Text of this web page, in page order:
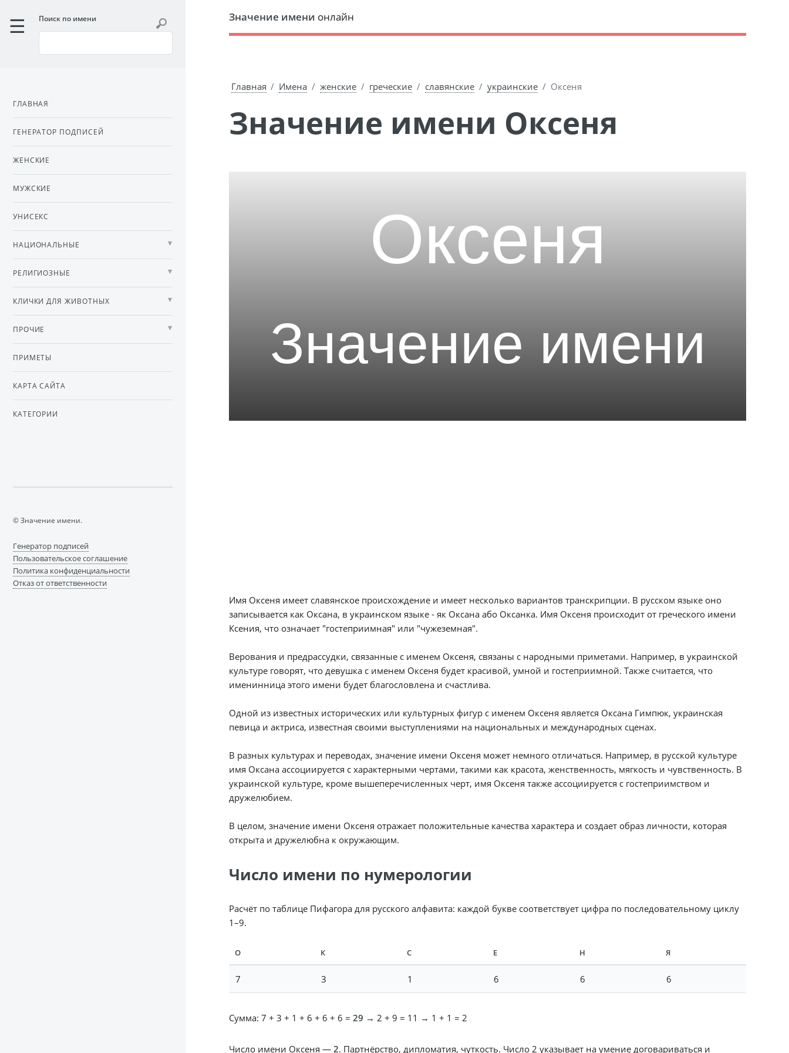
Значение имени онлайн
Главная Имена женские греческие славянские украинские Оксеня
Значение имени Оксеня
Имя Оксеня имеет славянское происхождение и имеет несколько вариантов транскрипции. В русском языке оно
записывается как Оксана, в украинском языке - як Оксана або Оксанка. Имя Оксеня происходит от греческого имени
Ксения, что означает "гостеприимная" или "чужеземная".
Верования и предрассудки, связанные с именем Оксеня, связаны с народными приметами. Например, в украинской
культуре говорят, что девушка с именем Оксеня будет красивой, умной и гостеприимной. Также считается, что
именинница этого имени будет благословлена и счастлива.
Одной из известных исторических или культурных фигур с именем Оксеня является Оксана Гимпюк, украинская
певица и актриса, известная своими выступлениями на национальных и международных сценах.
В разных культурах и переводах, значение имени Оксеня может немного отличаться. Например, в русской культуре
имя Оксана ассоциируется с характерными чертами, такими как красота, женственность, мягкость и чувственность. В
украинской культуре, кроме вышеперечисленных черт, имя Оксеня также ассоциируется с гостеприимством и
дружелюбием.
В целом, значение имени Оксеня отражает положительные качества характера и создает образ личности, которая
открыта и дружелюбна к окружающим.
Число имени по нумерологии
Расчёт по таблице Пифагора для русского алфавита: каждой букве соответствует цифра по последовательному циклу
1–9.
О К С Е Н Я
7 3 1 6 6 6
Сумма: 7 + 3 + 1 + 6 + 6 + 6 = 29 → 2 + 9 = 11 → 1 + 1 = 2
Число имени Оксеня — 2. Партнёрство, дипломатия, чуткость. Число 2 указывает на умение договариваться и
Поиск по имени
ГЛАВНАЯ
ГЕНЕРАТОР ПОДПИСЕЙ
ЖЕНСКИЕ
МУЖСКИЕ
УНИСЕКС
НАЦИОНАЛЬНЫЕ
РЕЛИГИОЗНЫЕ
КЛИЧКИ ДЛЯ ЖИВОТНЫХ
ПРОЧИЕ
ПРИМЕТЫ
КАРТА САЙТА
КАТЕГОРИИ
© Значение имени.
Генератор подписей
Пользовательское соглашение
Политика конфиденциальности
Отказ от ответственности